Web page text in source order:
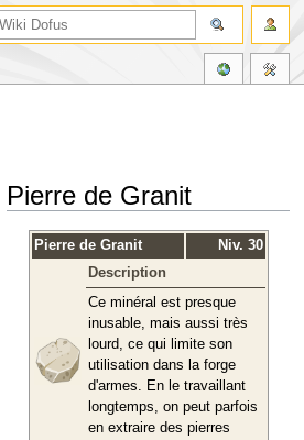
Pierre de Granit
Pierre de Granit
Niv. 30
Description
Ce minéral est presque
inusable, mais aussi très
lourd, ce qui limite son
utilisation dans la forge
d'armes. En le travaillant
longtemps, on peut parfois
en extraire des pierres